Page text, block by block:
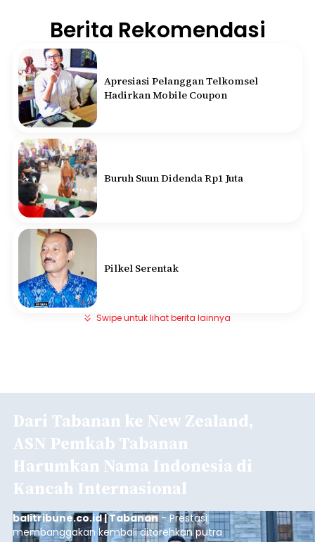
Berita Rekomendasi
Apresiasi Pelanggan Telkomsel
Hadirkan Mobile Coupon
Buruh Suun Didenda Rp1 Juta
Pilkel Serentak
Swipe untuk lihat berita lainnya
Dari Tabanan ke New Zealand,
ASN Pemkab Tabanan
Harumkan Nama Indonesia di
Kancah Internasional
balitribune.co.id | Tabanan- Prestasi
membanggakan kembali ditorehkan putra